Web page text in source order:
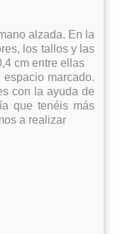
alzada. En la
los tallos y las
cm entre ellas
marcado.
con la ayuda de
que tenéis más
a realizar